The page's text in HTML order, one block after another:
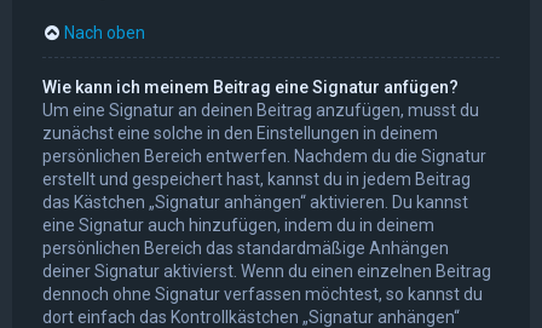
Nach oben
Wie kann ich meinem Beitrag eine Signatur anfügen?
Um eine Signatur an deinen Beitrag anzufügen, musst du
zunächst eine solche in den Einstellungen in deinem
persönlichen Bereich entwerfen. Nachdem du die Signatur
erstellt und gespeichert hast, kannst du in jedem Beitrag
das Kästchen „Signatur anhängen“ aktivieren. Du kannst
eine Signatur auch hinzufügen, indem du in deinem
persönlichen Bereich das standardmäßige Anhängen
deiner Signatur aktivierst. Wenn du einen einzelnen Beitrag
dennoch ohne Signatur verfassen möchtest, so kannst du
dort einfach das Kontrollkästchen „Signatur anhängen“